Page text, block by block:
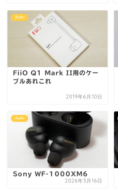
Audio
FiiO Q1 Mark II用のケー
ブルあれこれ
2019年6月10日
Audio
Sony WF-1000XM6
2026年3月16日